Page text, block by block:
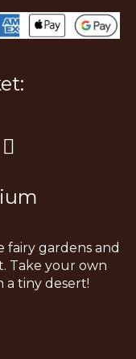
P
i
t
r
e
s
fairy gardens and
Take your own
a tiny desert!